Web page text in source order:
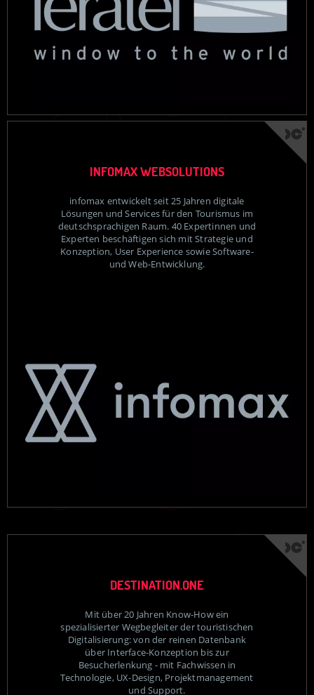
INFOMAX WEBSOLUTIONS
infomax entwickelt seit 25 Jahren digitale
Lösungen und Services für den Tourismus im
deutschsprachigen Raum. 40 Expertinnen und
Experten beschäftigen sich mit Strategie und
Konzeption, User Experience sowie Software-
und Web-Entwicklung.
DESTINATION.ONE
Mit über 20 Jahren Know-How ein
spezialisierter Wegbegleiter der touristischen
Digitalisierung: von der reinen Datenbank
über Interface-Konzeption bis zur
Besucherlenkung - mit Fachwissen in
Technologie, UX-Design, Projektmanagement
und Support.